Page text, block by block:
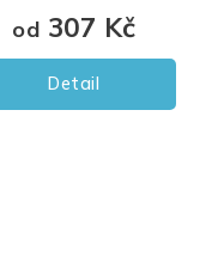
od 307 Kč
Detail